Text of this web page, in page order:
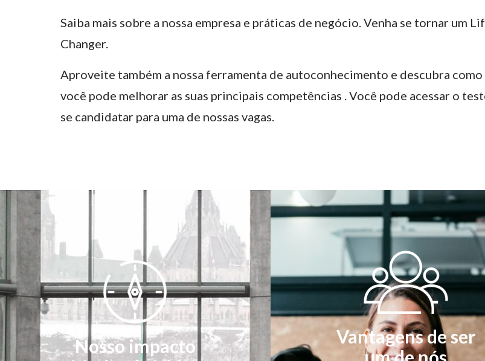
Saiba mais sobre a nossa empresa e práticas de negócio. Venha se tornar um
Changer.
Aproveite também a nossa ferramenta de autoconhecimento e descubra como
você pode melhorar as suas principais competências . Você pode acessar o
se candidatar para uma de nossas vagas.
Nosso impacto
Vantagens de ser